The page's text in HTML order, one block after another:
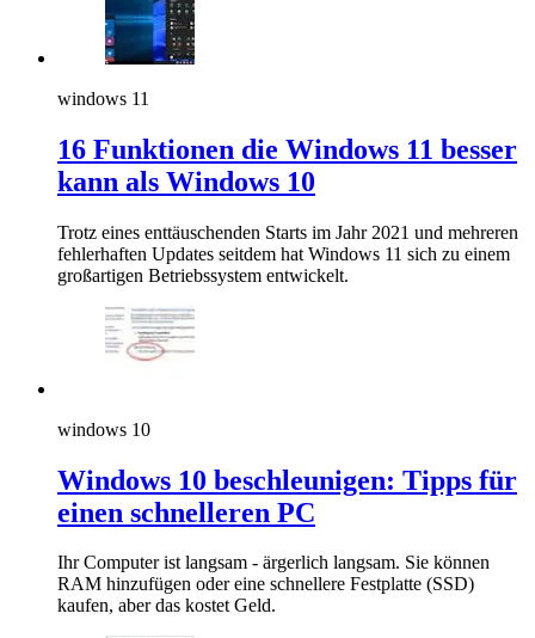
windows 11
16 Funktionen die Windows 11 besser
kann als Windows 10
Trotz eines enttäuschenden Starts im Jahr 2021 und mehreren
fehlerhaften Updates seitdem hat Windows 11 sich zu einem
großartigen Betriebssystem entwickelt.
windows 10
Windows 10 beschleunigen: Tipps für
einen schnelleren PC
Ihr Computer ist langsam - ärgerlich langsam. Sie können
RAM hinzufügen oder eine schnellere Festplatte (SSD)
kaufen, aber das kostet Geld.